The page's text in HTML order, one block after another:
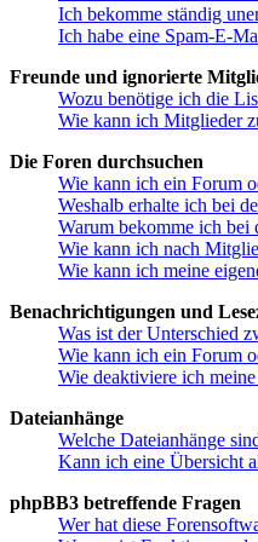
Ich bekomme ständig
Ich habe eine Spam-E-
Freunde und ignorierte
Wozu benötige ich die
Wie kann ich Mitglieder
Die Foren durchsuchen
Wie kann ich ein Forum
Weshalb erhalte ich bei
Warum bekomme ich bei
Wie kann ich nach
Wie kann ich meine
Benachrichtigungen und
Was ist der Unterschied
Wie kann ich ein Forum
Wie deaktiviere ich
Dateianhänge
Welche Dateianhänge
Kann ich eine Übersicht
phpBB3 betreffende Fragen
Wer hat diese